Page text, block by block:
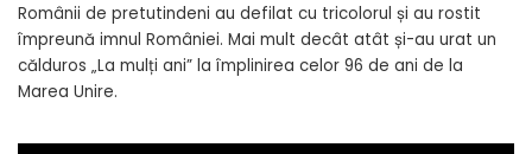
Românii de pretutindeni au defilat cu tricolorul și au rostit
împreună imnul României. Mai mult decât atât și-au urat un
călduros „La mulți ani” la împlinirea celor 96 de ani de la
Marea Unire.